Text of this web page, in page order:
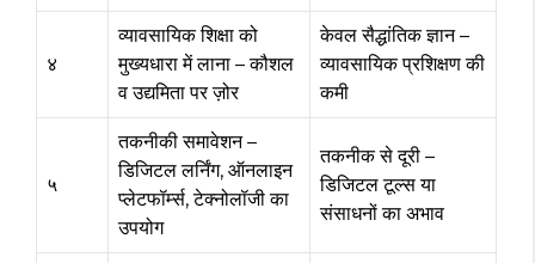
४
व्यावसायिक शिक्षा को
मुख्यधारा में लाना – कौशल
व उद्यमिता पर ज़ोर
केवल सैद्धांतिक ज्ञान –
व्यावसायिक प्रशिक्षण की
कमी
५
तकनीकी समावेशन –
डिजिटल लर्निंग, ऑनलाइन
प्लेटफॉर्म्स, टेक्नोलॉजी का
उपयोग
तकनीक से दूरी –
डिजिटल टूल्स या
संसाधनों का अभाव